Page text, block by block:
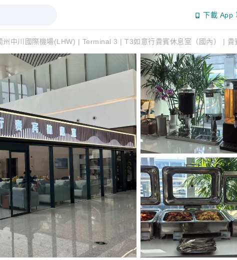
下載 App
州中川國際機場(LHW) | Terminal 3 | T3如意行貴賓休息室（國內） | 貴